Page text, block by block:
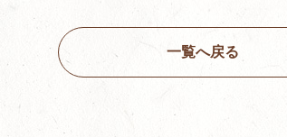
一覧へ戻る